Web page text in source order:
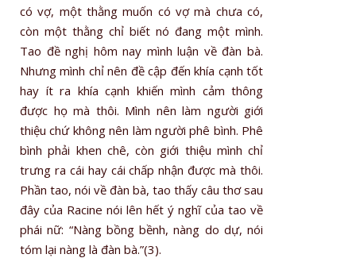
có vợ, một thằng muốn có vợ mà chưa có,
còn một thằng chỉ biết nó đang một mình.
Tao đề nghị hôm nay mình luận về đàn bà.
Nhưng mình chỉ nên đề cập đến khía cạnh tốt
hay ít ra khía cạnh khiến mình cảm thông
được họ mà thôi. Mình nên làm người giới
thiệu chứ không nên làm người phê bình. Phê
bình phải khen chê, còn giới thiệu mình chỉ
trưng ra cái hay cái chấp nhận được mà thôi.
Phần tao, nói về đàn bà, tao thấy câu thơ sau
đây của Racine nói lên hết ý nghĩ của tao về
phái nữ: “Nàng bồng bềnh, nàng do dự, nói
tóm lại nàng là đàn bà.”(3).